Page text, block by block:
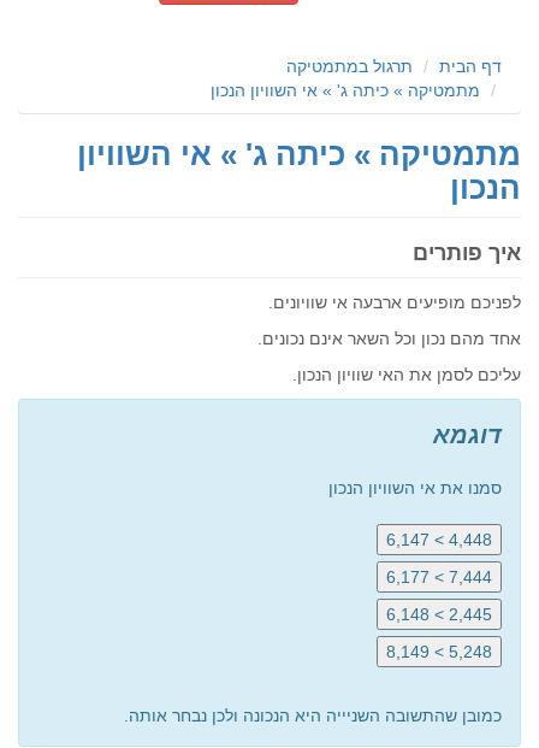
דף הבית
תרגול במתמטיקה
מתמטיקה » כיתה ג' » אי השוויון הנכון
מתמטיקה » כיתה ג' » אי השוויון
הנכון
איך פותרים
לפניכם מופיעים ארבעה אי שוויונים.
אחד מהם נכון וכל השאר אינם נכונים.
עליכם לסמן את האי שוויון הנכון.
דוגמא
סמנו את אי השוויון הנכון
‎6,147 < 4,448‎
7,444 > 6,177‎
2,445 > 6,148
5,248 > 8,149‎
כמובן שהתשובה השניייה היא הנכונה ולכן נבחר אותה.